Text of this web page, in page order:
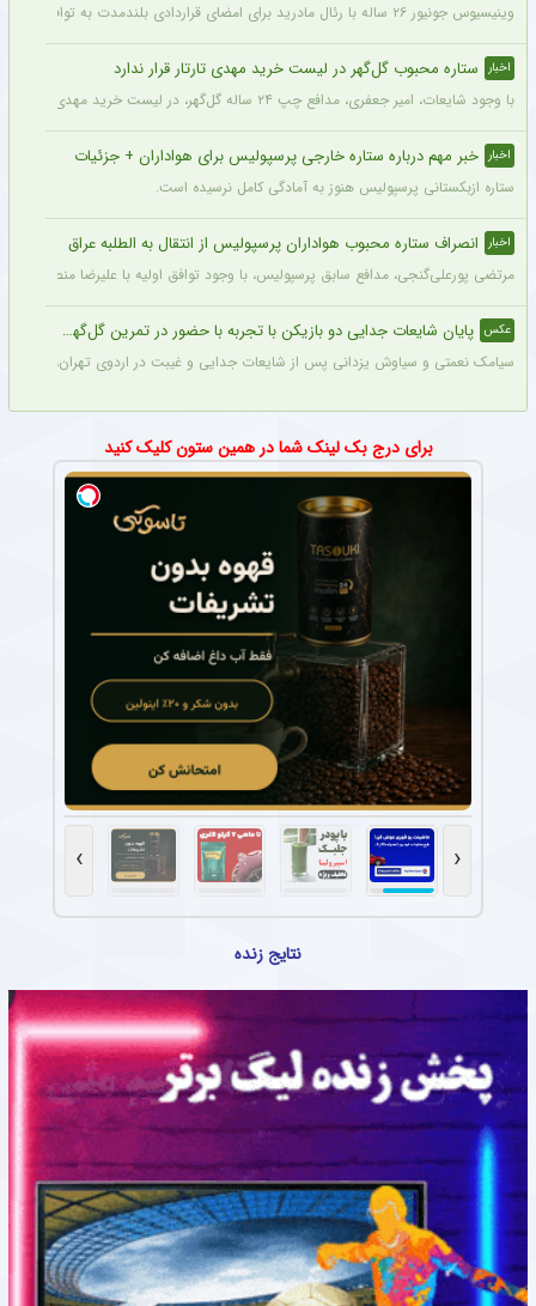
وینیسیوس جونیور ۲۶ ساله با رئال مادرید برای امضای قراردادی بلندمدت به توافق رسید که او را تا سال ۲۰۳۲ در سانتیاگو برنابئو نگه خواهد داشت و به شایعات درباره احتمال جدایی‌اش از این باشگاه پایان می‌دهد.
اخبار ستاره محبوب گل‌گهر در لیست خرید مهدی تارتار قرار ندارد
با وجود شایعات، امیر جعفری، مدافع چپ ۲۴ ساله گل‌گهر، در لیست خرید مهدی تارتار قرار ندارد.
اخبار خبر مهم درباره ستاره خارجی پرسپولیس برای هواداران + جزئیات
ستاره ازبکستانی پرسپولیس هنوز به آمادگی کامل نرسیده است.
اخبار انصراف ستاره محبوب هواداران پرسپولیس از انتقال به الطلبه عراق
مرتضی پورعلی‌گنجی، مدافع سابق پرسپولیس، با وجود توافق اولیه با علیرضا منصوریان
عکس پایان شایعات جدایی دو بازیکن با تجربه با حضور در تمرین گل‌گهر + عکس
سیامک نعمتی و سیاوش یزدانی پس از شایعات جدایی و غیبت در اردوی تهران، دیروز
برای درج بک لینک شما در همین ستون کلیک کنید
‹
›
نتایج زنده